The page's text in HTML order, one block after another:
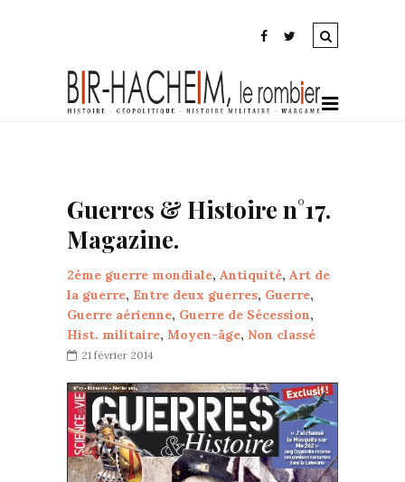
Guerres & Histoire n°17.
Magazine.
2ème guerre mondiale, Antiquité, Art de
la guerre, Entre deux guerres, Guerre,
Guerre aérienne, Guerre de Sécession,
Hist. militaire, Moyen-âge, Non classé
21 février 2014